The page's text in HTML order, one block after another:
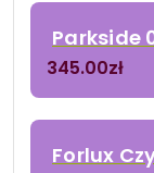
Parkside
345.00zł
Forlux